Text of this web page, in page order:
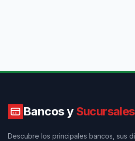
Bancos y Sucursales
Descubre los principales bancos, sus